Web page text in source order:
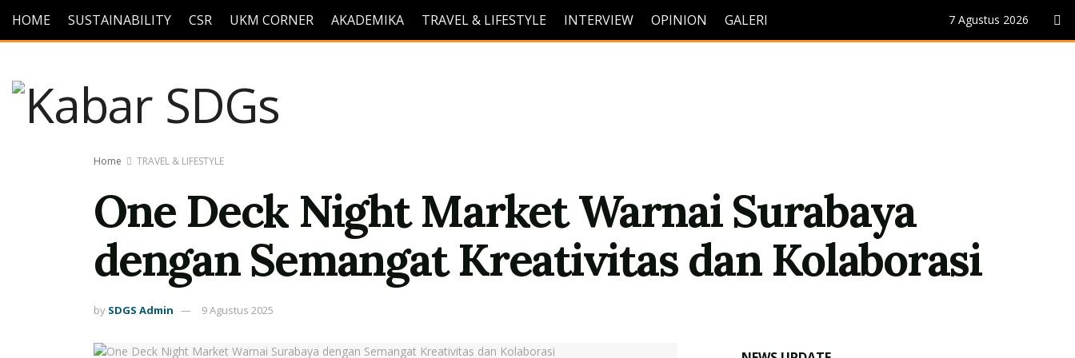
HOME SUSTAINABILITY CSR UKM CORNER AKADEMIKA TRAVEL & LIFESTYLE INTERVIEW OPINION GALERI 7 Agustus 2026
Home TRAVEL & LIFESTYLE
One Deck Night Market Warnai Surabaya
dengan Semangat Kreativitas dan Kolaborasi
by SDGS Admin 9 Agustus 2025